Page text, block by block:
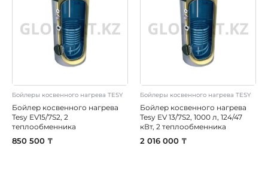
Бойлеры косвенного нагрева TESY
Бойлер косвенного нагрева
Tesy EV15/7S2, 2
теплообменника
850 500 ₸
Бойлеры косвенного нагрева TESY
Бойлер косвенного нагрева
Tesy EV 13/7S2, 1000 л, 124/47
кВт, 2 теплообменника
2 016 000 ₸